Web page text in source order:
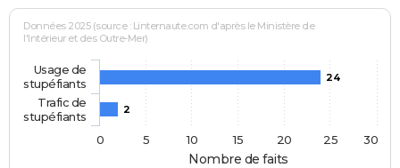
Nombre de faits
Données 2025 (source : Linternaute.com d'après le Ministère de
l'Intérieur et des Outre-Mer)
24
2
Usage de
stupéfiants
Trafic de
stupéfiants
0
5 10 15 20 25 30